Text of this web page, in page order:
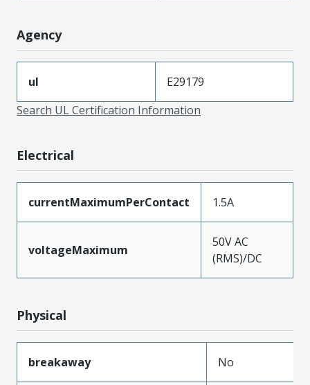
Agency
ul
E29179
Search UL Certification Information
Electrical
currentMaximumPerContact 1.5A
voltageMaximum
50V AC
(RMS)/DC
Physical
breakaway No